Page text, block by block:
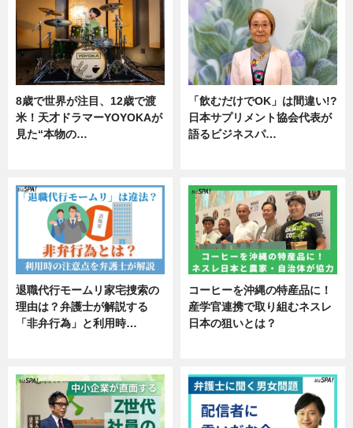
8歳で世界が注目、12歳で渡
米！天才ドラマーYOYOKAが
見た“本物の…
「飲むだけでOK」は間違い!?
日本サプリメント協会代表が
語るビジネスパ…
退職代行モームリ家宅捜索の
理由は？弁護士が解説する
「非弁行為」と利用時…
コーヒーを沖縄の特産品に！
産学官連携で取り組むネスレ
日本の狙いとは？